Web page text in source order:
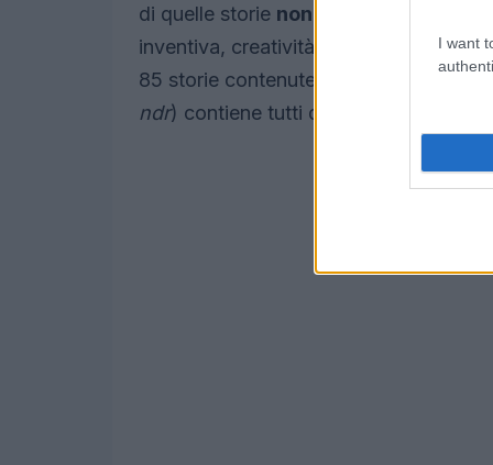
I want
di quelle storie non
inventiva, creatività, determinazione,
85 storie contenute in
La Repubblica
ndr) contiene tutti questi elementi.